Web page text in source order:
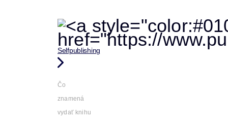
Selfpublishing
Čo
znamená
vydať knihu